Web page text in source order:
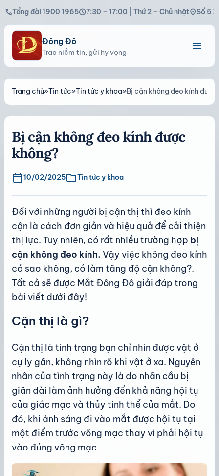
callTổng đài 1900 1965schedule7:30 – 17:00 | Thứ 2 – Chủ nhậtlocation_onSố 5
Đông Đô
Trao niềm tin, gửi hy vọng menu
Trang chủ»Tin tức»Tin tức y khoa»Bị cận không đeo kính được
Bị cận không đeo kính được
không?
calendar_today10/02/2025folderTin tức y khoa
Đối với những người bị cận thị thì đeo kính
cận là cách đơn giản và hiệu quả để cải thiện
thị lực. Tuy nhiên, có rất nhiều trường hợp bị
cận không đeo kính. Vậy việc không đeo kính
có sao không, có làm tăng độ cận không?.
Tất cả sẽ được Mắt Đông Đô giải đáp trong
bài viết dưới đây!
Cận thị là gì?
Cận thị là tình trạng bạn chỉ nhìn được vật ở
cự ly gần, không nhìn rõ khi vật ở xa. Nguyên
nhân của tình trạng này là do nhãn cầu bị
giãn dài làm ảnh hưởng đến khả năng hội tụ
của giác mạc và thủy tinh thể của mắt. Do
đó, khi ánh sáng đi vào mắt được hội tụ tại
một điểm trước võng mạc thay vì phải hội tụ
vào đúng võng mạc.